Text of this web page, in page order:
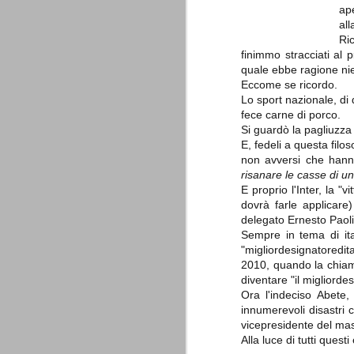
finimmo stracciati al
quale ebbe ragione
Eccome se ricordo.
Lo sport nazionale, di
fece carne di porco.
Si guardò la
E, fedeli a questa
non avversi che
risanare le casse di
E proprio l'Inter, la
dovrà farle
delegato Ernesto
Sempre in tema di
2010, quando la
diventare "il
Ora l'indeciso
innumerevoli disastri
vicepresidente del
Alla luce di tutti
cuore stava vivendo il suo periodo
più buio, annichilita nel suo
prestigio e guidata in modo da non
dare molte speranze di un futuro
La Juve meno italiana
Sulle implicazioni anche
relativi criteri di compilazione),
7 (alcuni dei quali utilizzati poco o
che sono italiani invece solo 2 dei 10
Roma - Juventus 2-1
La Juventus rimedia una sonora